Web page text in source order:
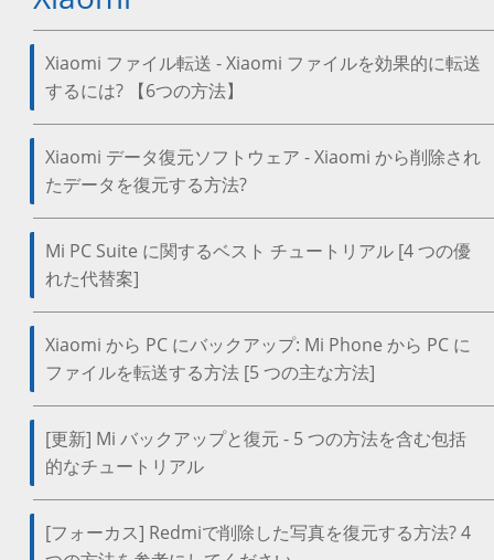
Xiaomi ファイル転送 - Xiaomi ファイルを効果的に転送
するには? 【6つの方法】
Xiaomi データ復元ソフトウェア - Xiaomi から削除され
たデータを復元する方法?
Mi PC Suite に関するベスト チュートリアル [4 つの優
れた代替案]
Xiaomi から PC にバックアップ: Mi Phone から PC に
ファイルを転送する方法 [5 つの主な方法]
[更新] Mi バックアップと復元 - 5 つの方法を含む包括
的なチュートリアル
[フォーカス] Redmiで削除した写真を復元する方法? 4